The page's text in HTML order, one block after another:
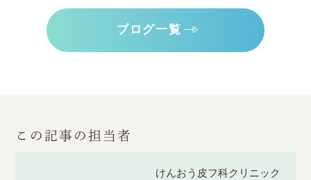
ブログ一覧
この記事の担当者
けんおう皮フ科クリニック